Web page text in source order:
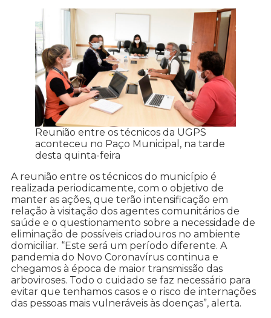
Reunião entre os técnicos da UGPS
aconteceu no Paço Municipal, na tarde
desta quinta-feira
A reunião entre os técnicos do município é
realizada periodicamente, com o objetivo de
manter as ações, que terão intensificação em
relação à visitação dos agentes comunitários de
saúde e o questionamento sobre a necessidade de
eliminação de possíveis criadouros no ambiente
domiciliar. “Este será um período diferente. A
pandemia do Novo Coronavírus continua e
chegamos à época de maior transmissão das
arboviroses. Todo o cuidado se faz necessário para
evitar que tenhamos casos e o risco de internações
das pessoas mais vulneráveis às doenças”, alerta.